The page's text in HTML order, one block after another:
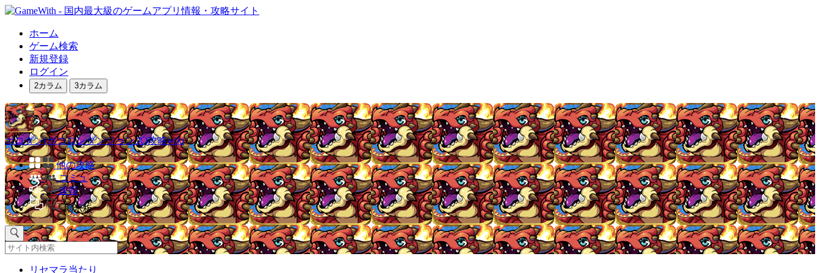
ホーム
ゲーム検索
新規登録
ログイン
2カラム 3カラム
ポコダン(ポコロンダンジョンズ)攻略wiki
他の攻略
コミュ
速報
掲示板
リセマラ当たり